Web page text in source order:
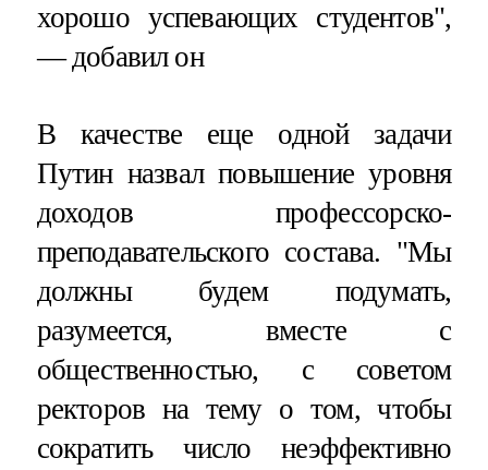
хорошо успевающих студентов",
— добавил он
В качестве еще одной задачи
Путин назвал повышение уровня
доходов профессорско-
преподавательского состава. "Мы
должны будем подумать,
разумеется, вместе с
общественностью, с советом
ректоров на тему о том, чтобы
сократить число неэффективно